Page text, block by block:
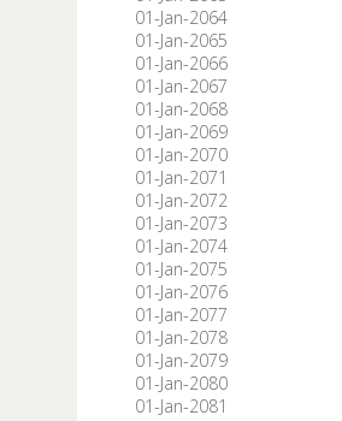
01-Jan-2064
01-Jan-2065
01-Jan-2066
01-Jan-2067
01-Jan-2068
01-Jan-2069
01-Jan-2070
01-Jan-2071
01-Jan-2072
01-Jan-2073
01-Jan-2074
01-Jan-2075
01-Jan-2076
01-Jan-2077
01-Jan-2078
01-Jan-2079
01-Jan-2080
01-Jan-2081